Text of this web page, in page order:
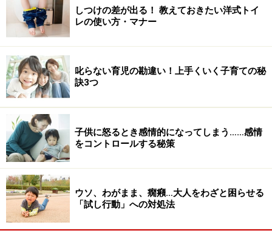
で？」でもかまいません。相づちを打つことで、真剣に
話を聞いてあげていることが伝わり、子どもはとてもし
ゃべりやすくなります。
そして、その効果をさらに高めるのが反復です。例え
ば、「今日、逆上がりができるようになったよ！」とい
う話に対して、「すごいね！逆上がりができるようにな
ったんだね！」というように繰り返してください。逆
に、すぐ話の腰を折るようなことばかりしていると、子
どもは話をしてくれなくなってしまいます。
2.子どもを叱るときはスキンシップも
幼い子どもに言い聞かせるときには、手をしっかり握っ
しつけの差が出る！ 教えておきたい洋式トイ
レの使い方・マナー
叱らない育児の勘違い！上手くいく子育ての秘
訣3つ
子供に怒るとき感情的になってしまう……感情
をコントロールする秘策
ウソ、わがまま、癇癪…大人をわざと困らせる
「試し行動」への対処法